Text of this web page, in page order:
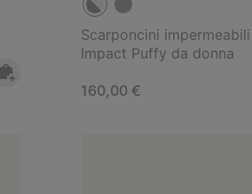
Scarponcini
Impact Puffy da donna
Regular price:
160,00 €